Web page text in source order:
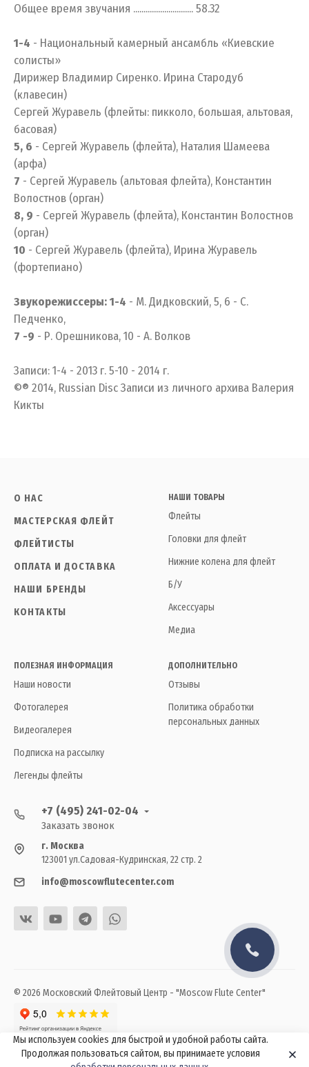
Общее время звучания ............................. 58.32
1-4 - Национальный камерный ансамбль «Киевские
солисты»
Дирижер Владимир Сиренко. Ирина Стародуб
(клавесин)
Сергей Журавель (флейты: пикколо, большая, альтовая,
басовая)
5, 6 - Сергей Журавель (флейта), Наталия Шамеева
(арфа)
7 - Сергей Журавель (альтовая флейта), Константин
Волостнов (орган)
8, 9 - Сергей Журавель (флейта), Константин Волостнов
(орган)
10 - Сергей Журавель (флейта), Ирина Журавель
(фортепиано)
Звукорежиссеры:1-4 - М. Дидковский, 5, 6 - С.
Педченко,
7 -9 - Р. Орешникова, 10 - А. Волков
Записи: 1-4 - 2013 г. 5-10 - 2014 г.
©® 2014, Russian Disc Записи из личного архива Валерия
Кикты
О НАС
МАСТЕРСКАЯ ФЛЕЙТ
ФЛЕЙТИСТЫ
ОПЛАТА И ДОСТАВКА
НАШИ БРЕНДЫ
КОНТАКТЫ
НАШИ ТОВАРЫ
Флейты
Головки для флейт
Нижние колена для флейт
Б/У
Аксессуары
Медиа
ПОЛЕЗНАЯ ИНФОРМАЦИЯ
Наши новости
Фотогалерея
Видеогалерея
Подписка на рассылку
Легенды флейты
ДОПОЛНИТЕЛЬНО
Отзывы
Политика обработки
персональных данных
+7 (495) 241-02-04
Заказать звонок
г. Москва
123001 ул.Садовая-Кудринская, 22 стр. 2
info@moscowflutecenter.com
© 2026 Московский Флейтовый Центр - "Moscow Flute Center"
Мы используем cookies для быстрой и удобной работы сайта.
Продолжая пользоваться сайтом, вы принимаете условия